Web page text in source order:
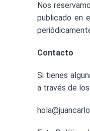
Nos
publicado en
Contacto
Si tienes
a través de